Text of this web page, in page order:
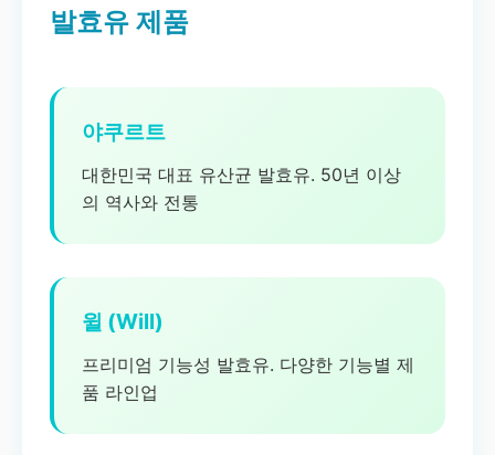
발효유 제품
야쿠르트
대한민국 대표 유산균 발효유. 50년 이상
의 역사와 전통
윌 (Will)
프리미엄 기능성 발효유. 다양한 기능별 제
품 라인업